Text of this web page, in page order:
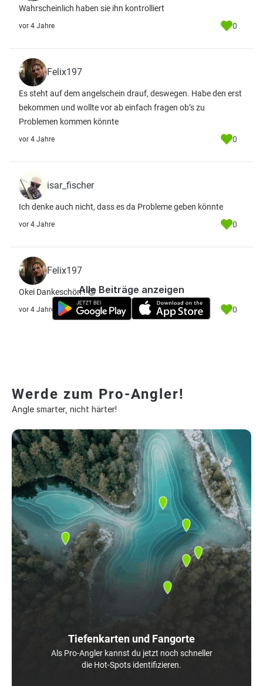
Wahrscheinlich haben sie ihn kontrolliert
vor 4 Jahre 0
Felix197
Es steht auf dem angelschein drauf, deswegen. Habe den erst
bekommen und wollte vor ab einfach fragen ob’s zu
Problemen kommen könnte
vor 4 Jahre 0
isar_fischer
Ich denke auch nicht, dass es da Probleme geben könnte
vor 4 Jahre 0
Felix197
Okei Dankeschön ! 😊
vor 4 Jahre 0
Alle Beiträge anzeigen
Werde zum Pro-Angler!
Angle smarter, nicht härter!
Tiefenkarten und Fangorte
Als Pro-Angler kannst du jetzt noch schneller
die Hot-Spots identifizieren.